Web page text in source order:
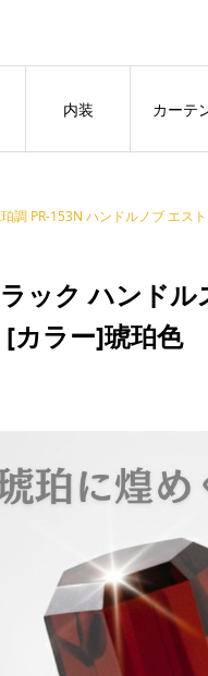
内装 カーテ
調 PR-153N ハンドルノブ エス
ラック ハンド
[カラー]琥珀色